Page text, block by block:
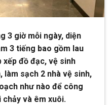
3 giờ mỗi ngày, diện
3 tiếng bao gồm lau
xếp đồ đạc, vệ sinh
làm sạch 2 nhà vệ sinh,
như nào để công
và êm xuôi.